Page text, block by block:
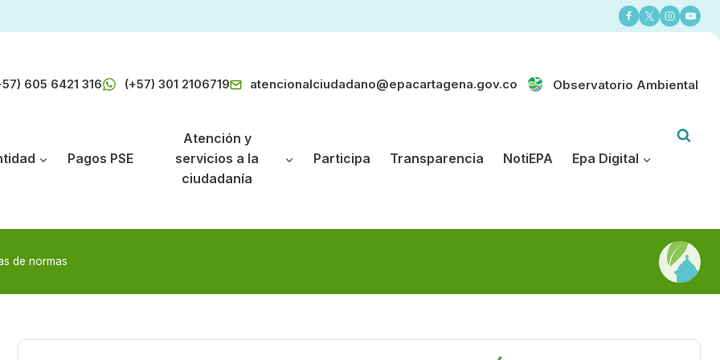
605 6421 316 (+57) 301 2106719 atencionalciudadano@epacartagena.gov.co Observatorio Ambiental
Pagos PSE
Atención y
servicios a la
ciudadanía
Participa Transparencia NotiEPA Epa Digital
de normas